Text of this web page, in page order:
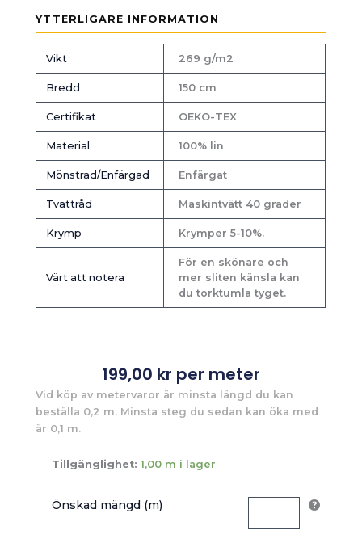
YTTERLIGARE INFORMATION
Vikt 269 g/m2
Bredd 150 cm
Certifikat OEKO-TEX
Material 100% lin
Mönstrad/Enfärgad Enfärgat
Tvättråd Maskintvätt 40 grader
Krymp Krymper 5-10%.
Värt att notera
För en skönare och
mer sliten känsla kan
du torktumla tyget.
199,00 kr per meter
Vid köp av metervaror är minsta längd du kan
beställa 0,2 m. Minsta steg du sedan kan öka med
är 0,1 m.
Tillgänglighet: 1,00 m i lager
Önskad mängd (m)